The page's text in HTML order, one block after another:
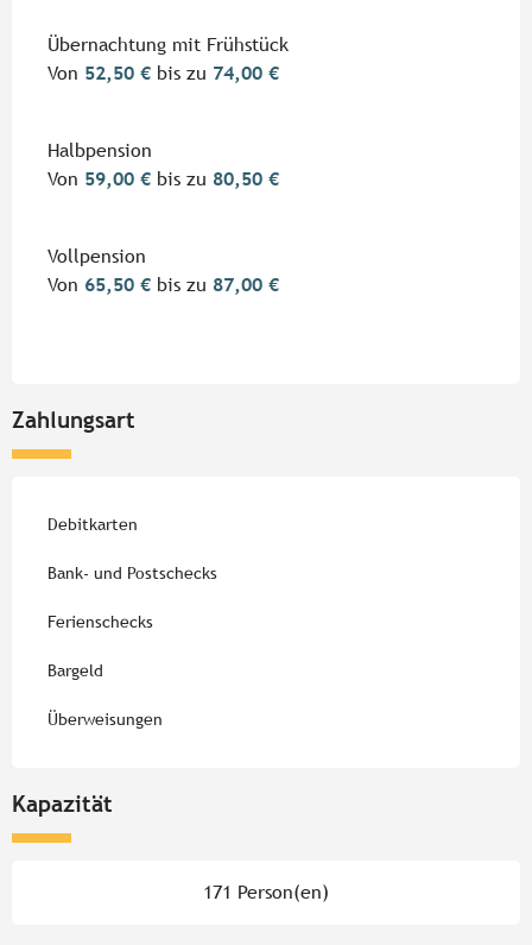
Übernachtung mit Frühstück
Von 52,50 € bis zu 74,00 €
Halbpension
Von 59,00 € bis zu 80,50 €
Vollpension
Von 65,50 € bis zu 87,00 €
Zahlungsart
Debitkarten
Bank- und Postschecks
Ferienschecks
Bargeld
Überweisungen
Kapazität
171 Person(en)